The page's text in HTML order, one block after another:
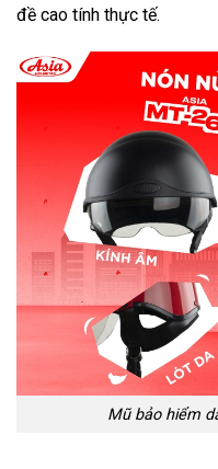
đề cao tính thực tế.
Mũ bảo hiểm